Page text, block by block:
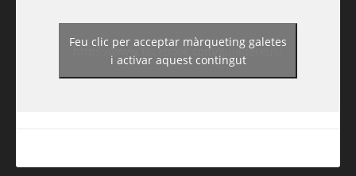
https://www.facebook.com/guiadereus/
Feu clic per acceptar màrqueting galetes
i activar aquest contingut